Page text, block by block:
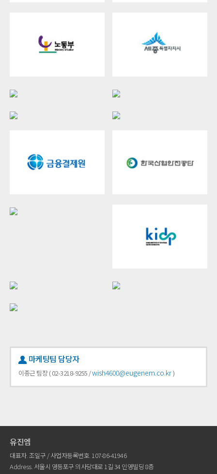
마케팅팀 담당자
이종근 팀장 ( 02-3218-9255 /wish4600@eugenem.co.kr)
유진엠
대표자. 조일구 / 사업자등록번호. 107-86-41946
Address. 서울시 영등포구 의사당대로 1길 34 인영빌딩 8층